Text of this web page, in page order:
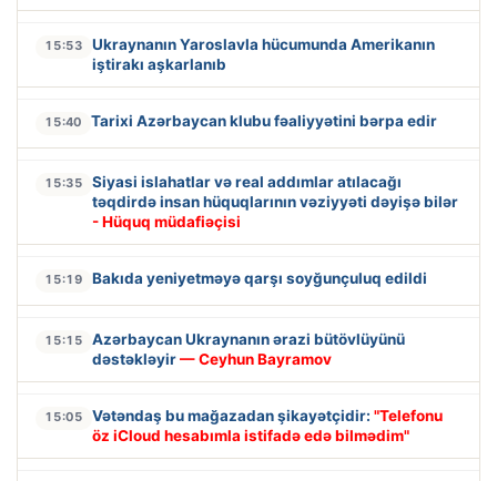
15:53
Ukraynanın Yaroslavla hücumunda Amerikanın
iştirakı aşkarlanıb
15:40 Tarixi Azərbaycan klubu fəaliyyətini bərpa edir
15:35
Siyasi islahatlar və real addımlar atılacağı
təqdirdə insan hüquqlarının vəziyyəti dəyişə bilər
- Hüquq müdafiəçisi
15:19 Bakıda yeniyetməyə qarşı soyğunçuluq edildi
15:15
Azərbaycan Ukraynanın ərazi bütövlüyünü
dəstəkləyir— Ceyhun Bayramov
15:05 Vətəndaş bu mağazadan şikayətçidir: "Telefonu
öz iCloud hesabımla istifadə edə bilmədim"